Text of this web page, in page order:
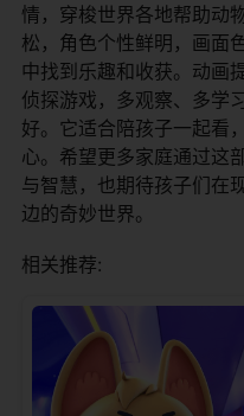
情，穿梭世界各地帮助动
松，角色个性鲜明，画面
中找到乐趣和收获。动画
侦探游戏，多观察、多学
好。它适合陪孩子一起看
心。希望更多家庭通过这
与智慧，也期待孩子们在
边的奇妙世界。
相关推荐: